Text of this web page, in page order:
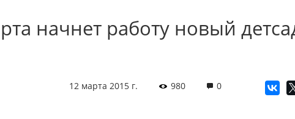
начнет работу новый
12 марта 2015 г. 980 0